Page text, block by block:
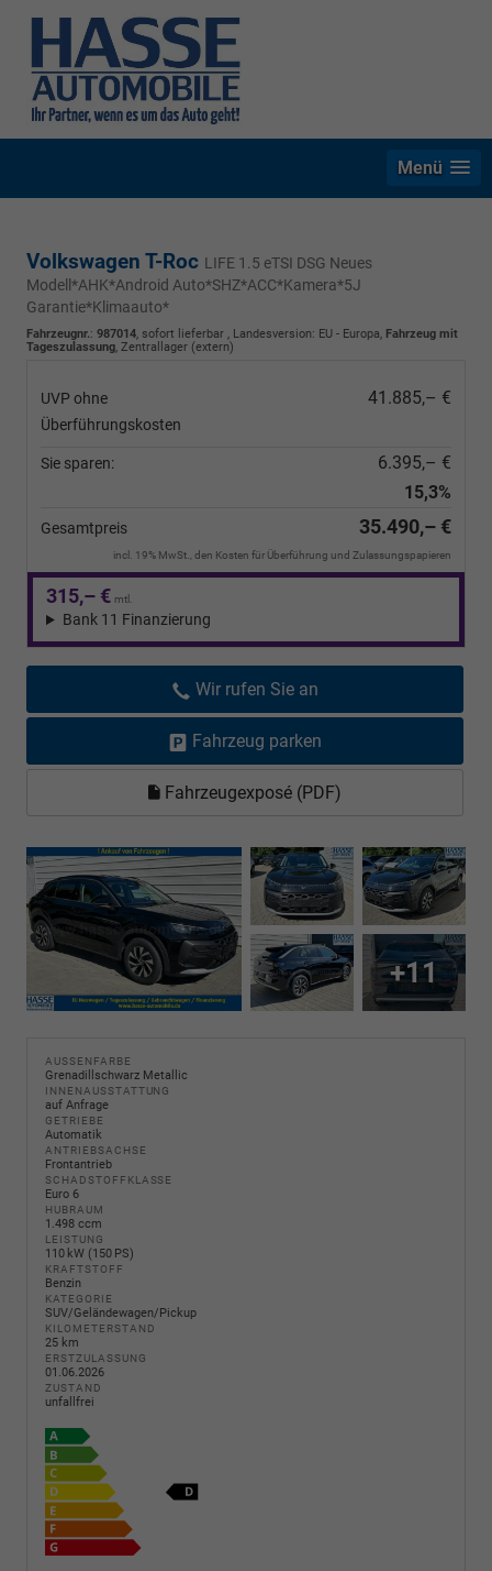
Menü
Volkswagen T-Roc LIFE 1.5 eTSI DSG Neues
Modell*AHK*Android Auto*SHZ*ACC*Kamera*5J
Garantie*Klimaauto*
Fahrzeugnr.: 987014, sofort lieferbar , Landesversion: EU - Europa, Fahrzeug mit
Tageszulassung, Zentrallager (extern)
UVP ohne
Überführungskosten
41.885,– €
Sie sparen:
6.395,– €
15,3%
Gesamtpreis 35.490,– €
incl. 19% MwSt., den Kosten für Überführung und Zulassungspapieren
315,– € mtl.
Bank 11 Finanzierung
Wir rufen Sie an
Fahrzeug parken
Fahrzeugexposé (PDF)
+11
AUSSENFARBE
Grenadillschwarz Metallic
INNENAUSSTATTUNG
auf Anfrage
GETRIEBE
Automatik
ANTRIEBSACHSE
Frontantrieb
SCHADSTOFFKLASSE
Euro 6
HUBRAUM
1.498 ccm
LEISTUNG
110 kW (150 PS)
KRAFTSTOFF
Benzin
KATEGORIE
SUV/Geländewagen/Pickup
KILOMETERSTAND
25 km
ERSTZULASSUNG
01.06.2026
ZUSTAND
unfallfrei